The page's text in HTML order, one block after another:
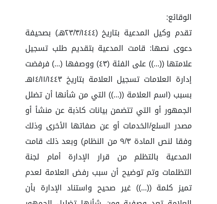
الوقائع:
تقدم وكيل المدعية بتاريخ (٢٣/٣/١٤٤٤هـ) بصحيفة
دعوى نصها: قامت المدعية بتقديم طلب تسجيل
علامتها ((...)) على الفئة (٤٣) ووصفها (...) فرفضت
إدارة العلامات تسجيل العلامة بتاريخ ١٤/١١/١٤٤٣هـ
بسبب (اسم العلامة ((...)) التي من شأنها أن تضلل
الجمهور أو التي تتضمن بيانات كاذبة عن منشأ أو
مصدر السلع/الخدمات أو عن صفاتها الأخرى وذلك
وفقا لنص المادة ٩/٣ من النظام) وبعد ذلك قامت
المدعية بالتظلم من قرار الإدارة أمام لجنة
التظلمات وتم توضيح أن سبب رفض العلامة لعدم
تميز كلمة ((...)) غير صحيح واستناد الإدارة بأن